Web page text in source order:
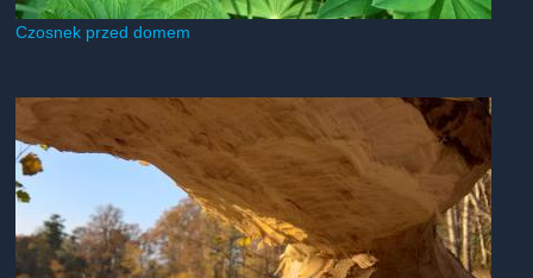
Czosnek przed domem